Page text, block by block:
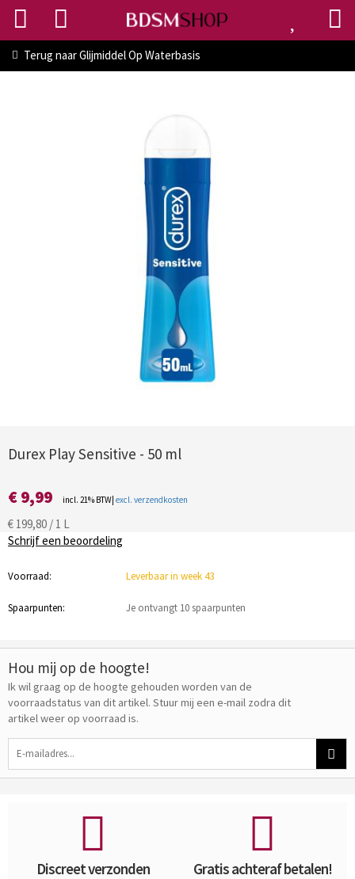
Terug naarGlijmiddel Op Waterbasis
Durex Play Sensitive - 50 ml
€ 9,99 incl. 21% BTW| excl. verzendkosten
€ 199,80 / 1 L
Schrijf een beoordeling
Voorraad: Leverbaar in week 43
Spaarpunten: Je ontvangt 10 spaarpunten
Hou mij op de hoogte!
Ik wil graag op de hoogte gehouden worden van de
voorraadstatus van dit artikel. Stuur mij een e-mail zodra dit
artikel weer op voorraad is.
Discreet verzonden Gratis achteraf betalen!